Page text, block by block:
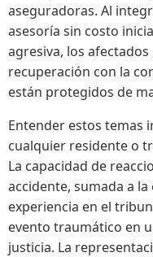
aseguradoras. Al
asesoría sin costo
agresiva, los
recuperación con la
están protegidos de
Entender estos temas
cualquier residente o
La capacidad de
accidente, sumada a
experiencia en el
evento traumático en
justicia. La